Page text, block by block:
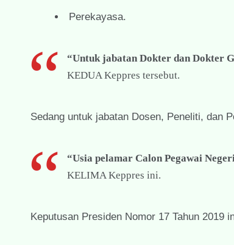
Perekayasa.
“Untuk jabatan Dokter dan Dokter
KEDUA Keppres tersebut.
Sedang untuk jabatan Dosen, Peneliti, dan
“Usia pelamar Calon Pegawai
KELIMA Keppres ini.
Keputusan Presiden Nomor 17 Tahun 2019